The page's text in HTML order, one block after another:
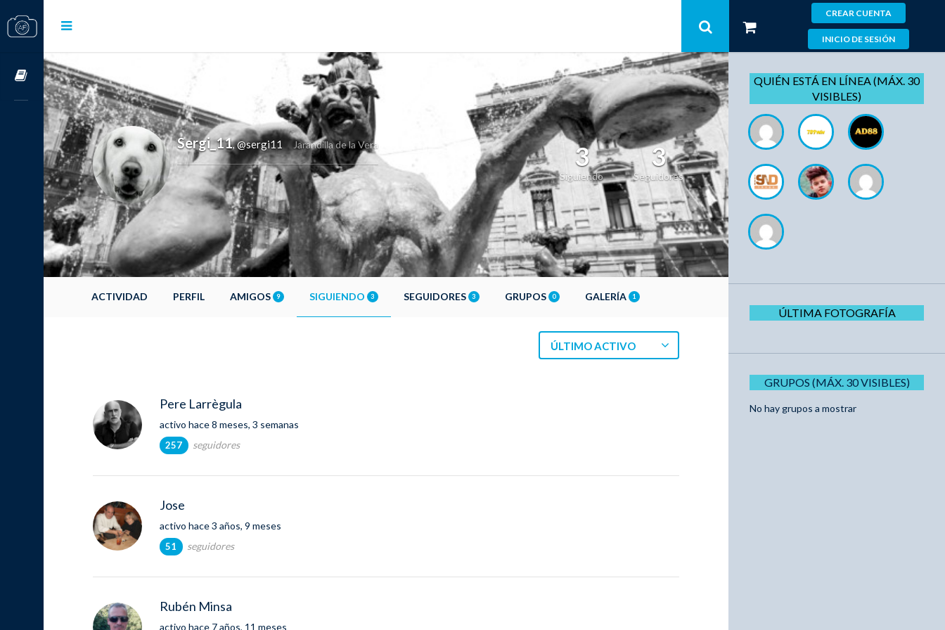
CREAR CUENTA
INICIO DE SESIÓN
Cursos OnLine
Sergi_11,@sergi11 Jarandilla de la Vera 3
Siguiendo
3
Seguidores
ACTIVIDAD PERFIL AMIGOS 9 SIGUIENDO 3 SEGUIDORES 3 GRUPOS 0 GALERÍA 1
ÚLTIMO ACTIVO
Pere Larrègula
activo hace 8 meses, 3 semanas
257 seguidores
Jose
activo hace 3 años, 9 meses
51 seguidores
Rubén Minsa
activo hace 7 años, 11 meses
QUIÉN ESTÁ EN LÍNEA (MÁX. 30
VISIBLES)
ÚLTIMA FOTOGRAFÍA
GRUPOS (MÁX. 30 VISIBLES)
No hay grupos a mostrar